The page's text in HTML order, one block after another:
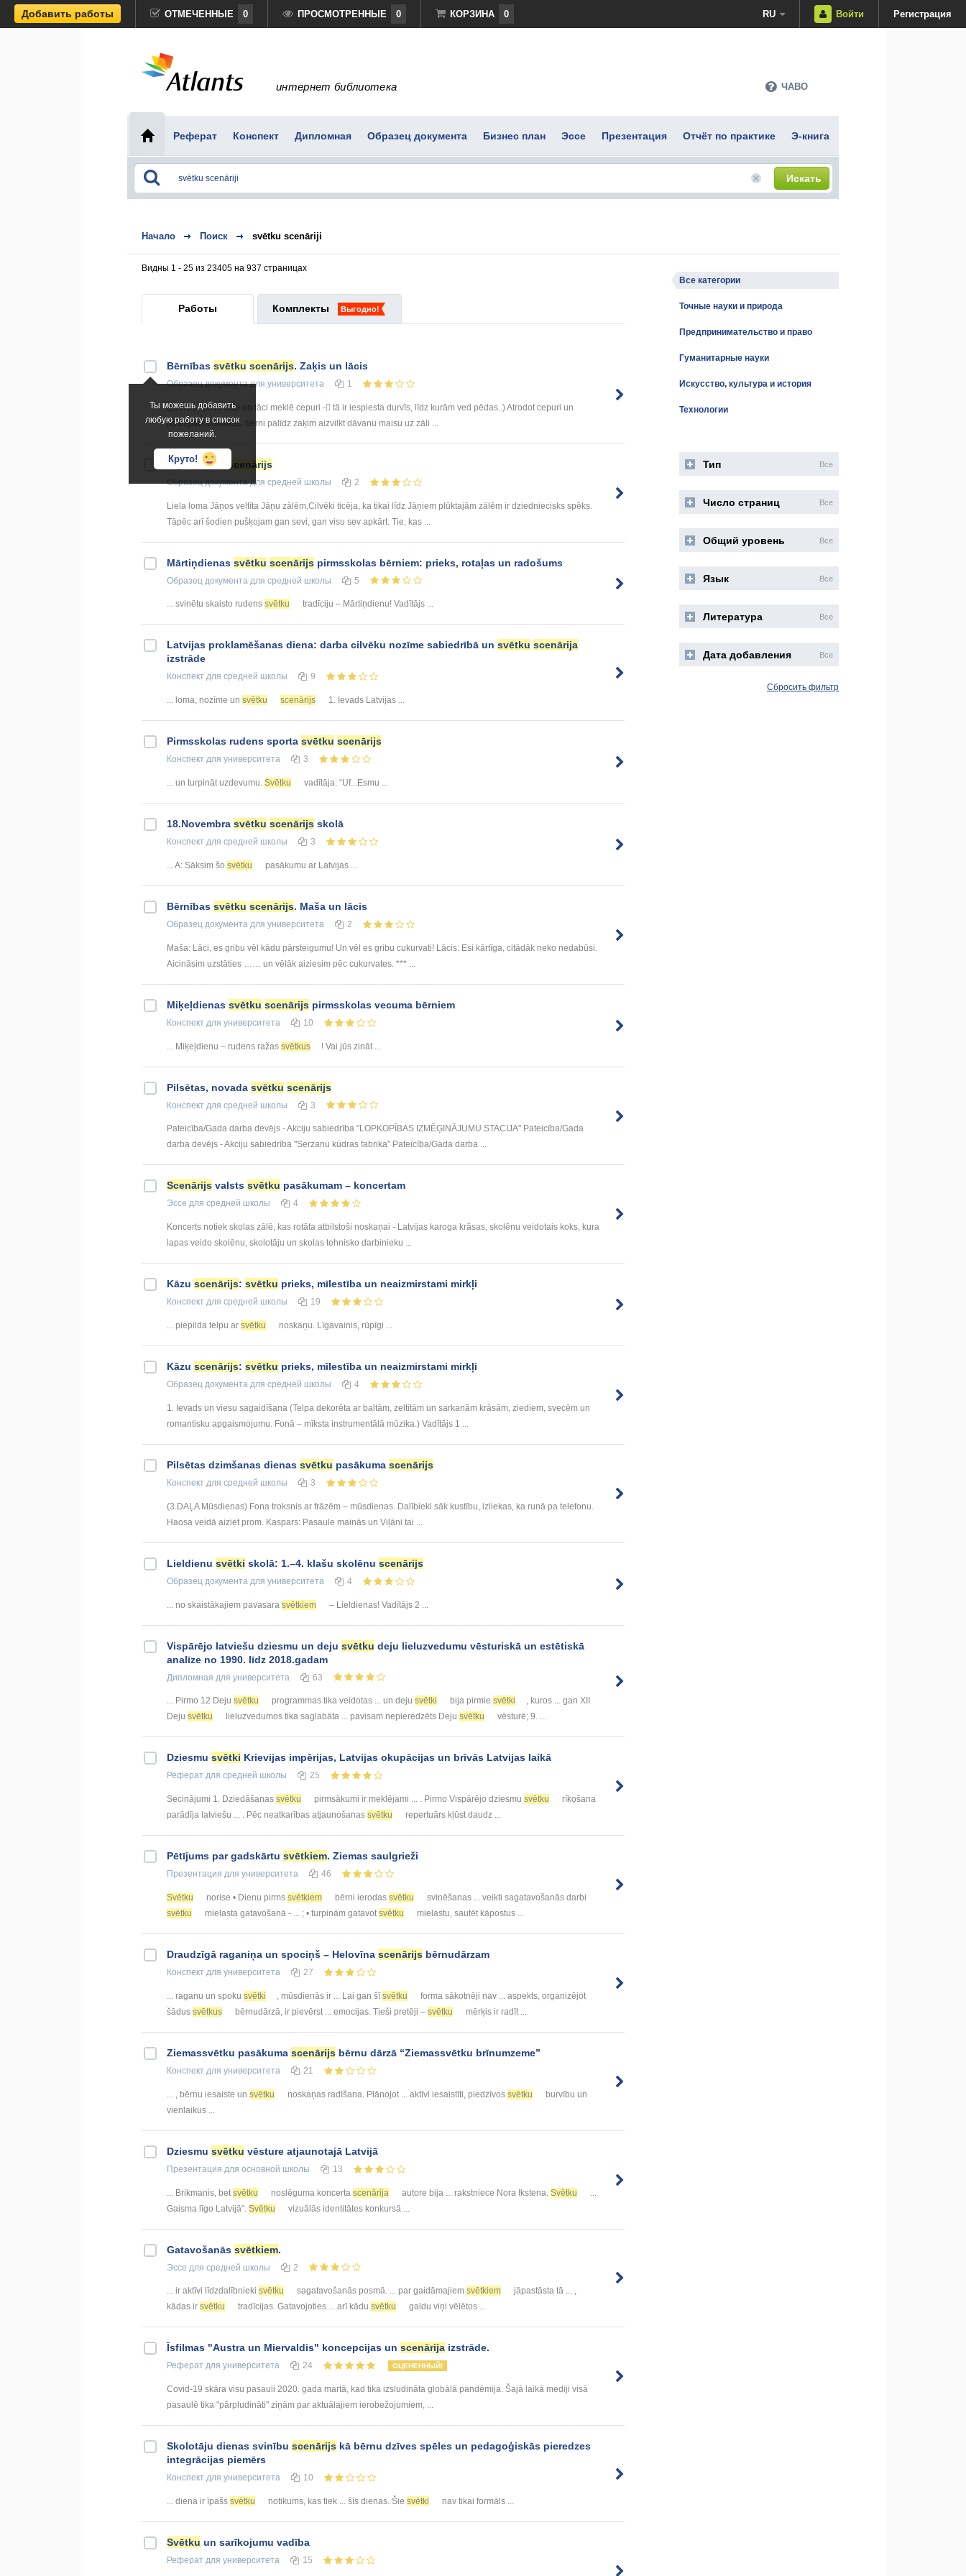
Добавить работы ОТМЕЧЕННЫЕ 0 ПРОСМОТРЕННЫЕ 0 КОРЗИНА 0 RU Войти Регистрация
интернет библиотека ЧАВО
Реферат Конспект Дипломная Образец документа Бизнес план Эссе Презентация Отчёт по практике Э-книга
Искать
Начало Поиск svētku scenāriji
Видны 1 - 25 из 23405 на 937 страницах
Работы Комплекты Выгодно!
Ты можешь добавить
любую работу в список
пожеланий.
Круто!
Bērnības svētku scenārijs. Zaķis un lācis
Образец документадля университета 1
(Bērni kopā ar zaķi un lāci meklē cepuri - tā ir iespiesta durvīs, līdz kurām ved pēdas..) Atrodot cepuri un
paslēptās dāvanas, bērni palīdz zaķim aizvilkt dāvanu maisu uz zāli ...
Līgosvētku scenārijs
Образец документадля средней школы 2
Liela loma Jāņos veltīta Jāņu zālēm.Cilvēki ticēja, ka tikai līdz Jāņiem plūktajām zālēm ir dziedniecisks spēks.
Tāpēc arī šodien pušķojam gan sevi, gan visu sev apkārt. Tie, kas ...
Mārtiņdienas svētku scenārijs pirmsskolas bērniem: prieks, rotaļas un radošums
Образец документа для средней школы 5
... svinētu skaisto rudens svētku tradīciju – Mārtiņdienu! Vadītājs ...
Latvijas proklamēšanas diena: darba cilvēku nozīme sabiedrībā un svētku scenārija
izstrāde
Конспект для средней школы 9
... loma, nozīme un svētku scenārijs 1. Ievads Latvijas ...
Pirmsskolas rudens sporta svētku scenārijs
Конспект для университета 3
... un turpināt uzdevumu. Svētku vadītāja: “Uf...Esmu ...
18.Novembra svētku scenārijs skolā
Конспект для средней школы 3
... A: Sāksim šo svētku pasākumu ar Latvijas ...
Bērnības svētku scenārijs. Maša un lācis
Образец документа для университета 2
Maša: Lāci, es gribu vēl kādu pārsteigumu! Un vēl es gribu cukurvati! Lācis: Esi kārtīga, citādāk neko nedabūsi.
Aicināsim uzstāties …… un vēlāk aiziesim pēc cukurvates. *** ...
Miķeļdienas svētku scenārijs pirmsskolas vecuma bērniem
Конспект для университета 10
... Miķeļdienu – rudens ražas svētkus ! Vai jūs zināt ...
Pilsētas, novada svētku scenārijs
Конспект для средней школы 3
Pateicība/Gada darba devējs - Akciju sabiedrība "LOPKOPĪBAS IZMĒĢINĀJUMU STACIJA" Pateicība/Gada
darba devējs - Akciju sabiedrība "Serzanu kūdras fabrika" Pateicība/Gada darba ...
Scenārijs valsts svētku pasākumam – koncertam
Эссе для средней школы 4
Koncerts notiek skolas zālē, kas rotāta atbilstoši noskaņai - Latvijas karoga krāsas, skolēnu veidotais koks, kura
lapas veido skolēnu, skolotāju un skolas tehnisko darbinieku ...
Kāzu scenārijs: svētku prieks, mīlestība un neaizmirstami mirkļi
Конспект для средней школы 19
... piepilda telpu ar svētku noskaņu. Līgavainis, rūpīgi ...
Kāzu scenārijs: svētku prieks, mīlestība un neaizmirstami mirkļi
Образец документа для средней школы 4
1. Ievads un viesu sagaidīšana (Telpa dekorēta ar baltām, zeltītām un sarkanām krāsām, ziediem, svecēm un
romantisku apgaismojumu. Fonā – mīksta instrumentālā mūzika.) Vadītājs 1 ...
Pilsētas dzimšanas dienas svētku pasākuma scenārijs
Конспект для средней школы 3
(3.DAĻA Mūsdienas) Fona troksnis ar frāzēm – mūsdienas. Dalībieki sāk kustību, izliekas, ka runā pa telefonu.
Haosa veidā aiziet prom. Kaspars: Pasaule mainās un Viļāni tai ...
Lieldienu svētki skolā: 1.–4. klašu skolēnu scenārijs
Образец документа для университета 4
... no skaistākajiem pavasara svētkiem – Lieldienas! Vadītājs 2 ...
Vispārējo latviešu dziesmu un deju svētku deju lieluzvedumu vēsturiskā un estētiskā
analīze no 1990. līdz 2018.gadam
Дипломная для университета 63
... Pirmo 12 Deju svētku programmas tika veidotas ... un deju svētki bija pirmie svētki
, kuros ... gan XII
Deju svētku lieluzvedumos tika saglabāta ... pavisam nepieredzēts Deju svētku vēsturē; 9. ...
Dziesmu svētki Krievijas impērijas, Latvijas okupācijas un brīvās Latvijas laikā
Реферат для средней школы 25
Secinājumi 1. Dziedāšanas svētku pirmsākumi ir meklējami ... . Pirmo Vispārējo dziesmu svētku
rīkošana
parādīja latviešu ... . Pēc neatkarības atjaunošanas svētku repertuārs kļūst daudz ...
Pētījums par gadskārtu svētkiem. Ziemas saulgrieži
Презентация для университета 46
Svētku norise • Dienu pirms svētkiem bērni ierodas svētku
svinēšanas ... veikti sagatavošanās darbi
svētku
mielasta gatavošanā - ... ; • turpinām gatavotsvētku mielastu, sautēt kāpostus ...
Draudzīgā raganiņa un spociņš – Helovīna scenārijs bērnudārzam
Конспект для университета 27
... raganu un spoku svētki , mūsdienās ir ... Lai gan šīsvētku
forma sākotnēji nav ... aspekts, organizējot
šādus svētkus bērnudārzā, ir pievērst ... emocijas. Tieši pretēji – svētku mērķis ir radīt ...
Ziemassvētku pasākuma scenārijs bērnu dārzā “Ziemassvētku brīnumzeme”
Конспект для университета 21
... , bērnu iesaiste un svētku noskaņas radīšana. Plānojot ... aktīvi iesaistīti, piedzīvos svētku
burvību un
vienlaikus ...
Dziesmu svētku vēsture atjaunotajā Latvijā
Презентация для основной школы 13
... Brikmanis, bet svētku noslēguma koncerta scenārija autore bija ... rakstniece Nora Ikstena. Svētku
Gaisma līgo Latvijā". Svētku vizuālās identitātes konkursā ...
Gatavošanās svētkiem.
Эссе для средней школы 2
... ir aktīvi līdzdalībnieki svētku sagatavošanās posmā. ... par gaidāmajiem svētkiem
jāpastāsta tā ... ,
kādas ir svētku tradīcijas. Gatavojoties ... arī kādu svētku galdu viņi vēlētos ...
Īsfilmas "Austra un Miervaldis" koncepcijas un scenārija izstrāde.
Реферат для университета 24 ОЦЕНЕННЫЙ!
Covid-19 skāra visu pasauli 2020. gada martā, kad tika izsludināta globālā pandēmija. Šajā laikā mediji visā
pasaulē tika "pārpludināti" ziņām par aktuālajiem ierobežojumiem, ...
Skolotāju dienas svinību scenārijs kā bērnu dzīves spēles un pedagoģiskās pieredzes
integrācijas piemērs
Конспект для университета 10
... diena ir īpašs svētku notikums, kas tiek ... šīs dienas. Šie svētki nav tikai formāls ...
Svētku un sarīkojumu vadība
Реферат для университета 15
Все категории
Точные науки и природа
Предпринимательство и право
Гуманитарные науки
Искусство, культура и история
Технологии
Тип Все
Число страниц Все
Общий уровень Все
Язык Все
Литература Все
Дата добавления Все
Сбросить фильтр